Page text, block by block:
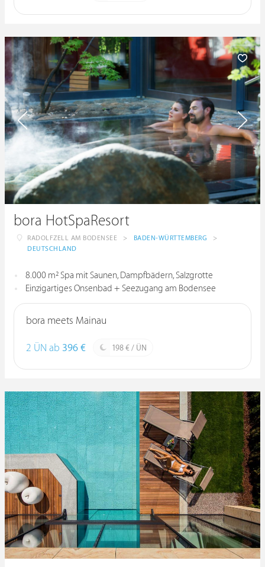
bora HotSpaResort
RADOLFZELL AM BODENSEE > BADEN-WÜRTTEMBERG
>
DEUTSCHLAND
8.000 m² Spa mit Saunen, Dampfbädern, Salzgrotte
Einzigartiges Onsenbad + Seezugang am Bodensee
bora meets Mainau
2 ÜN ab 396 € 198 € / ÜN